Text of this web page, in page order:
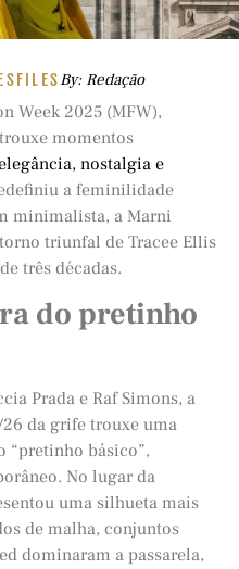
By: Redação
Week 2025 (MFW),
momentos
nostalgia e
a feminilidade
minimalista, a Marni
triunfal de Tracee Ellis
três décadas.
do pretinho
Prada e Raf Simons, a
da grife trouxe uma
“pretinho básico”,
No lugar da
uma silhueta mais
de malha, conjuntos
dominaram a passarela,